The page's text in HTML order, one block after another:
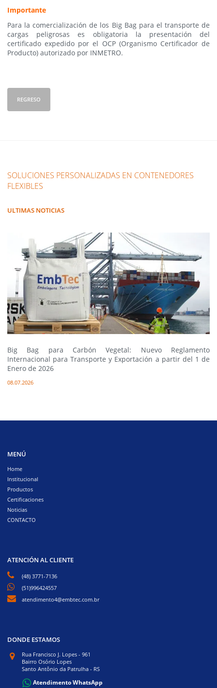
Importante
Para la comercialización de los Big Bag para el transporte de
cargas peligrosas es obligatoria la presentación del
certificado expedido por el OCP (Organismo Certificador de
Producto) autorizado por INMETRO.
REGRESO
SOLUCIONES PERSONALIZADAS EN CONTENEDORES
FLEXIBLES
ULTIMAS NOTICIAS
Big Bag para Carbón Vegetal: Nuevo Reglamento
Internacional para Transporte y Exportación a partir del 1 de
Enero de 2026
08.07.2026
MENÚ
Home
Institucional
Productos
Certificaciones
Noticias
CONTACTO
ATENCIÓN AL CLIENTE
(48) 3771-7136
(51)996424557
atendimento4@embtec.com.br
DONDE ESTAMOS
Rua Francisco J. Lopes - 961
Bairro Osório Lopes
Santo Antônio da Patrulha - RS
Atendimento WhatsApp